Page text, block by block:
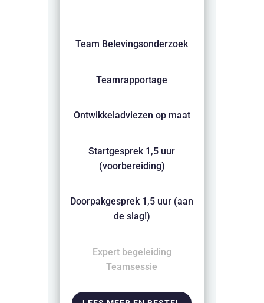
Team Belevingsonderzoek
Teamrapportage
Ontwikkeladviezen op maat
Startgesprek 1,5 uur
(voorbereiding)
Doorpakgesprek 1,5 uur (aan
de slag!)
Expert begeleiding
Teamsessie